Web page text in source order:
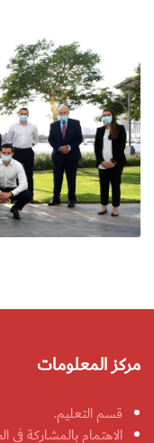
مركز المعلومات
قسم التعليم.
الاهتمام بالمشاركة في